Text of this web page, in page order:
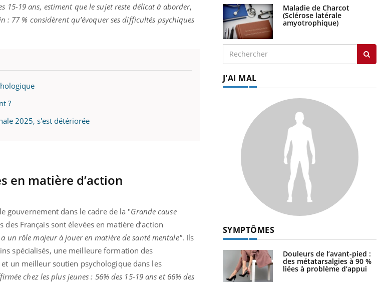
15-19 ans, estiment que le sujet reste délicat à aborder,
77 % considèrent qu’évoquer ses difficultés psychiques
?
2025, s'est détériorée
en matière d’action
gouvernement dans le cadre de la "Grande cause
Français sont élevées en matière d’action
a un rôle majeur à jouer en matière de santé mentale". Ils
spécialisés, une meilleure formation des
et un meilleur soutien psychologique dans les
chez les plus jeunes : 56% des 15-19 ans et 66% des
Maladie de Charcot
(Sclérose latérale
amyotrophique)
J'AI MAL
SYMPTÔMES
Douleurs de l’avant-pied :
des métatarsalgies à 90 %
liées à problème d’appui